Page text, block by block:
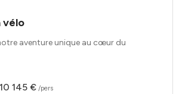
vélo
aventure unique au cœur du
10 145 € /pers